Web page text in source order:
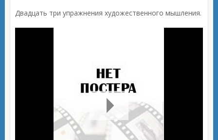
Двадцать три упражнения художественного мышления.